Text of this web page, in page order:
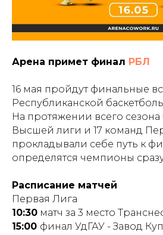
Арена примет финал РБЛ
16 мая пройдут финальные
Республиканской
На протяжении всего сезона
Высшей лиги и 17 команд
прокладывали себе путь к
определятся чемпионы
Расписание матчей
Первая Лига
10:30 матч за 3 место
15:00 финал УдГАУ - Завод